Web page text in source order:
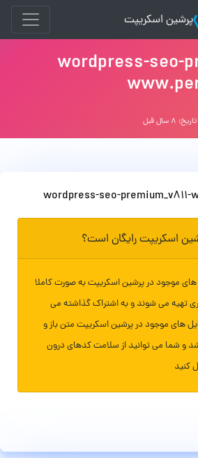
پرشین اسکریپت
wordpress-seo-
تاریخ: ۸ سال قبل
wordpress-seo-
اسکریپت رایگان است؟
های موجود در پرشین اسکریپت به صورت کاملا
تهیه می شوند و به اشتراک گذاشته می
های موجود در پرشین اسکریپت متن باز و
و شما می توانید از سلامت کدهای درون
کنید